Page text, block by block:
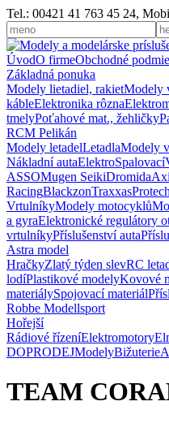
Tel.: 00421 41 763 45 24,
ÚvodO firmeObchodné
Základná ponuka
Modely lietadiel, rakietModely
kábleElektronika rôzna
tmelyPoťahové mat., žehličky
RCM Pelikán
Modely letadelLetadlaModely
Nákladní autaElektroSpalovací
ASSOMugen SeikiDromida
RacingBlackzonTraxxasProtech
VrtulníkyModely motocyklů
a gyraElektronické regulátory
vrtulníkyPříslušenství auta
Astra model
HračkyZlatý týden slevRC
lodíPlastikové modelyKovové
materiálySpojovací materiál
Robbe Modellsport
Hořejší
Rádiové řízeníElektromotory
DOPRODEJModelyBižuterie
TEAM